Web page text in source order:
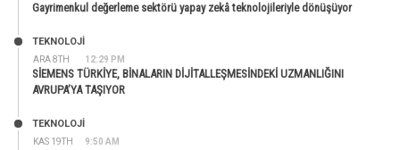
Gayrimenkul değerleme sektörü yapay zekâ teknolojileriyle dönüşüyor
ARA 8TH 12:29 PM
TEKNOLOJİ
SİEMENS TÜRKİYE, BİNALARIN DİJİTALLEŞMESİNDEKİ UZMANLIĞINI
AVRUPA’YA TAŞIYOR
KAS 19TH 9:50 AM
TEKNOLOJİ